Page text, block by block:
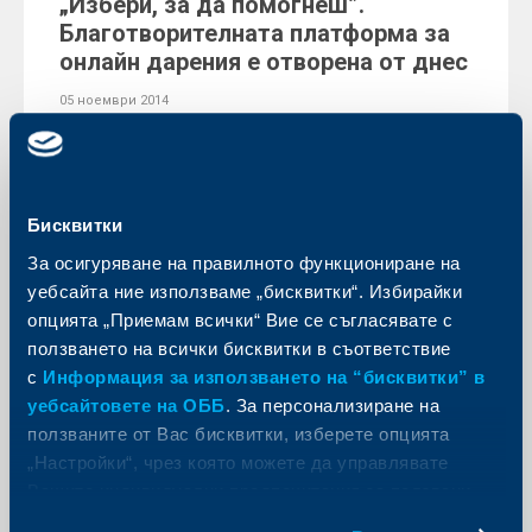
Бисквитки
За осигуряване на правилното функциониране на
уебсайта ние използваме „бисквитки“. Избирайки
опцията „Приемам всички“ Вие се съгласявате с
ползването на всички бисквитки в съответствие
с Информация за използването на “бисквитки” в
уебсайтовете на ОББ. За персонализиране на
ползваните от Вас бисквитки, изберете опцията
„Настройки“, чрез която можете да управлявате
Благотворителната платформа за
онлайн дарения е отворена от днес
05 ноември 2014
За шеста поредна година Райфайзенбанк стартира
дарителската кампания “Избери, за да помогнеш” с
Съобщения за клиенти
Промяна в лихвените условия по
пакет на ЧСИ от 5 януари 2015 г.